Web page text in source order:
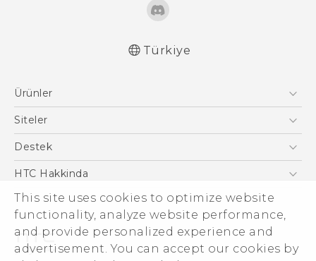
This site uses cookies to optimize website
functionality, analyze website performance,
and provide personalized experience and
advertisement. You can accept our cookies by
English - User manual
Türkiye
Ürünler
Akıllı Telefonlar
VIVE
Siteler
HTC Dev
Destek
Destek Merkezi
HTC Hakkinda
ESG
Yatırımcı (İNGİLİZCE)
Gizlilik Politikası